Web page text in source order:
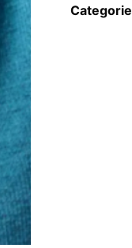
Categorie